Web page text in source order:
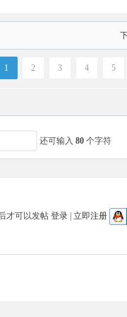
1 2 3 4 5
还可输入 80 个字符
才可以发帖 登录| 立即注册